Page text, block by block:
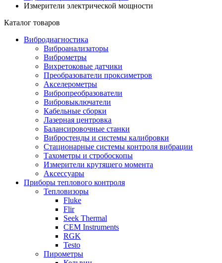
Измерители электрической мощности
Каталог товаров
Вибродиагностика
Виброанализаторы
Виброметры
Вихретоковые датчики
Преобразователи проксиметров
Акселерометры
Вибропреобразователи
Вибровыключатели
Кабельные сборки
Лазерная центровка
Балансировочные станки
Вибростенды и системы калибровки
Стационарные системы контроля вибрации
Тахометры и стробоскопы
Измерители крутящего момента
Аксессуары
Приборы теплового контроля
Тепловизоры
Fluke
Flir
Seek Thermal
CEM Instruments
RGK
Testo
Пирометры